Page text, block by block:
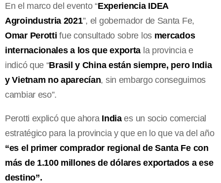
En el marco del evento “Experiencia IDEA
Agroindustria 2021”, el gobernador de Santa Fe,
Omar Perottifue consultado sobre los mercados
internacionales a los que exporta la provincia e
indicó que “Brasil y China están siempre, pero India
y Vietnam no aparecían, sin embargo conseguimos
cambiar eso”.
Perotti explicó que ahora Indiaes un socio comercial
estratégico para la provincia y que en lo que va del año
“es el primer comprador regional de Santa Fe con
más de 1.100 millones de dólares exportados a ese
destino”.